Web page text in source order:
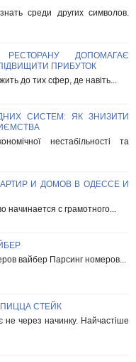
среди других символов.
РЕСТОРАНУ ДОПОМАГАЄ
ПРИБУТОК
до тих сфер, де навіть...
СИСТЕМ: ЯК ЗНИЗИТИ
нестабільності та
И ДОМОВ В ОДЕССЕ И
начинается с грамотного...
вайбер Парсинг номеров...
ПИЦЦА СТЕЙК
не через начинку. Найчастіше